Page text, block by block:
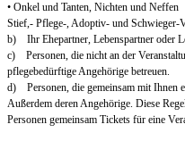
• Onkel und Tanten, Nichten und Neffen
Stief,- Pflege-, Adoptiv- und Schwieger-
b) Ihr Ehepartner, Lebenspartner oder
c) Personen, die nicht an der
pflegebedürftige Angehörige betreuen.
d) Personen, die gemeinsam mit Ihnen
Außerdem deren Angehörige. Diese
Personen gemeinsam Tickets für eine